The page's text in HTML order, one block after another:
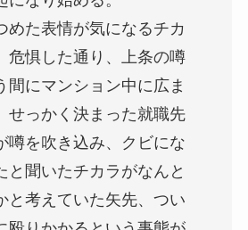
た表情が気になるチカ
危惧した通り、上条の噂
間にマンション中に広ま
せっかく決まった就職先
噂を吹き込み、クビにな
と聞いたチカラがなんと
と考えていた矢先、つい